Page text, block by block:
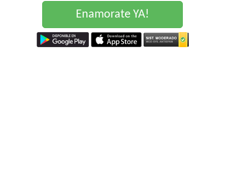
Enamorate YA!